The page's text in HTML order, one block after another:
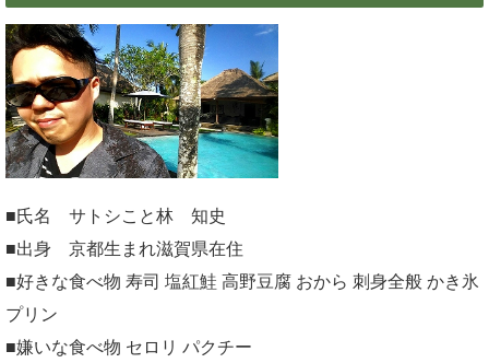
■氏名 サトシこと林 知史
■出身 京都生まれ滋賀県在住
■好きな食べ物 寿司 塩紅鮭 高野豆腐 おから 刺身全般 かき氷
プリン
■嫌いな食べ物 セロリ パクチー